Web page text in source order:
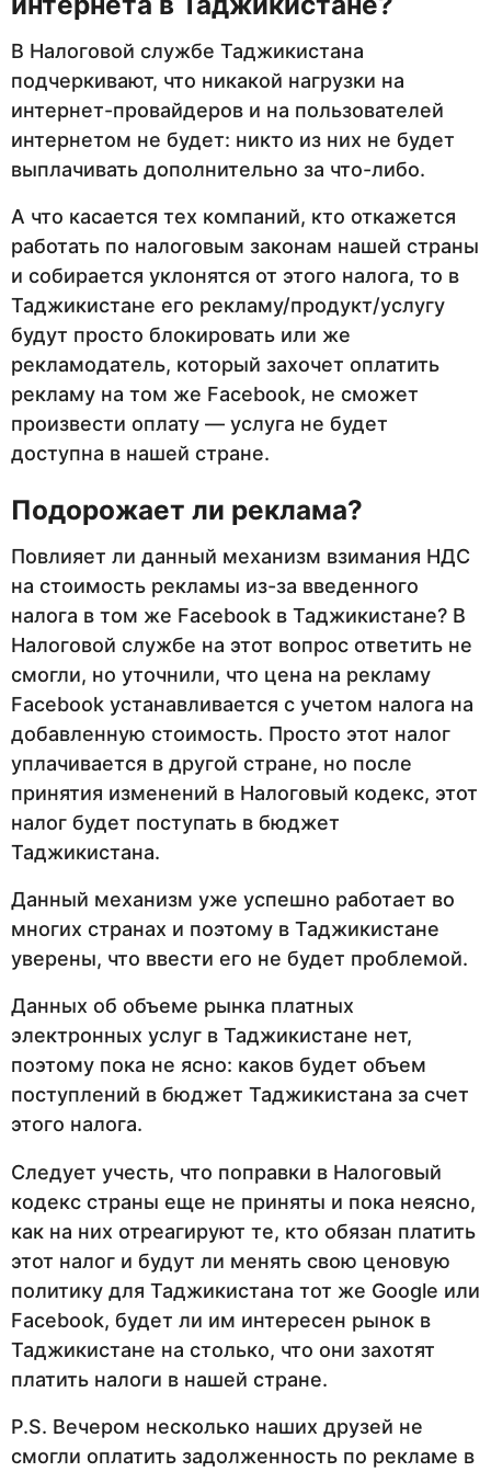
В Налоговой службе Таджикистана
подчеркивают, что никакой нагрузки на
интернет-провайдеров и на пользователей
интернетом не будет: никто из них не будет
выплачивать дополнительно за что-либо.
А что касается тех компаний, кто откажется
работать по налоговым законам нашей страны
и собирается уклонятся от этого налога, то в
Таджикистане его рекламу/продукт/услугу
будут просто блокировать или же
рекламодатель, который захочет оплатить
рекламу на том же Facebook, не сможет
произвести оплату — услуга не будет
доступна в нашей стране.
Подорожает ли реклама?
Повлияет ли данный механизм взимания НДС
на стоимость рекламы из-за введенного
налога в том же Facebook в Таджикистане? В
Налоговой службе на этот вопрос ответить не
смогли, но уточнили, что цена на рекламу
Facebook устанавливается с учетом налога на
добавленную стоимость. Просто этот налог
уплачивается в другой стране, но после
принятия изменений в Налоговый кодекс, этот
налог будет поступать в бюджет
Таджикистана.
Данный механизм уже успешно работает во
многих странах и поэтому в Таджикистане
уверены, что ввести его не будет проблемой.
Данных об объеме рынка платных
электронных услуг в Таджикистане нет,
поэтому пока не ясно: каков будет объем
поступлений в бюджет Таджикистана за счет
этого налога.
Следует учесть, что поправки в Налоговый
кодекс страны еще не приняты и пока неясно,
как на них отреагируют те, кто обязан платить
этот налог и будут ли менять свою ценовую
политику для Таджикистана тот же Google или
Facebook, будет ли им интересен рынок в
Таджикистане на столько, что они захотят
платить налоги в нашей стране.
P.S. Вечером несколько наших друзей не
смогли оплатить задолженность по рекламе в